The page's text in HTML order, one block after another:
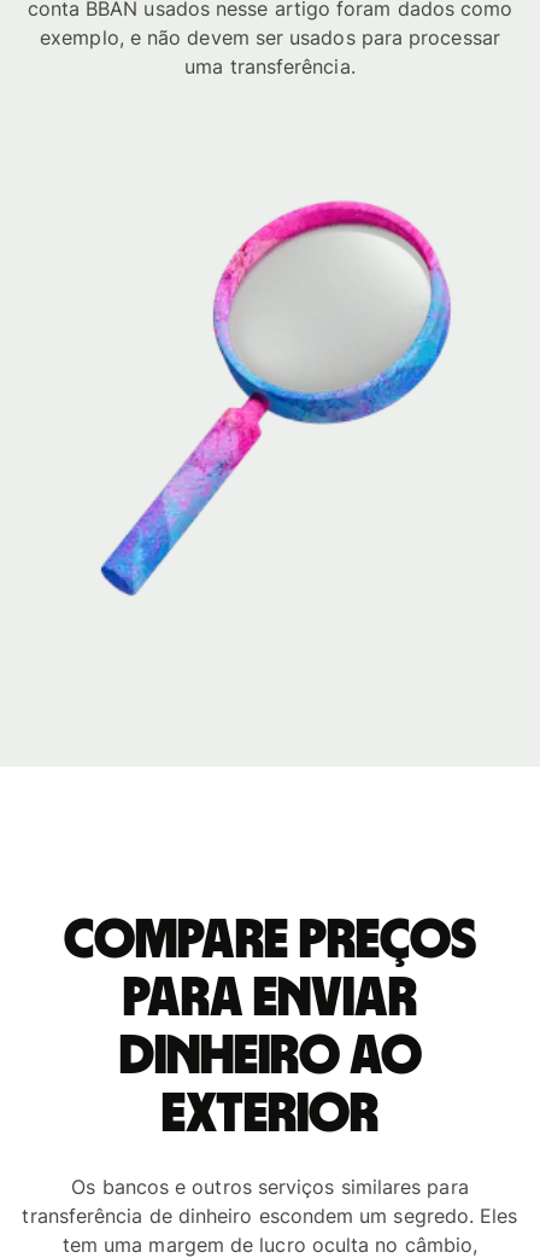
conta BBAN usados nesse artigo foram dados como
exemplo, e não devem ser usados para processar
uma transferência.
Compare preços
para enviar
dinheiro ao
exterior
Os bancos e outros serviços similares para
transferência de dinheiro escondem um segredo. Eles
tem uma margem de lucro oculta no câmbio,